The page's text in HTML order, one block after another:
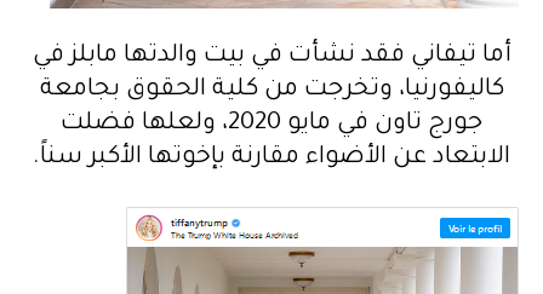
أما تيفاني فقد نشأت في بيت والدتها مابلز في
كاليفورنيا، وتخرجت من كلية الحقوق بجامعة
جورج تاون في مايو 2020، ولعلها فضلت
الابتعاد عن الأضواء مقارنة بإخوتها الأكبر سناً.